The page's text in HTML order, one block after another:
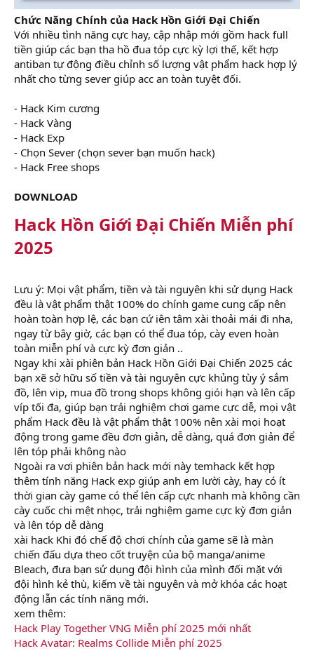
Chức Năng Chính của Hack Hồn Giới Đại Chiến
Với nhiều tình năng cực hay, cập nhập mới gồm hack full
tiền giúp các bạn tha hồ đua tóp cực kỳ lợi thế, kết hợp
antiban tự động điều chỉnh số lượng vật phẩm hack hợp lý
nhất cho từng sever giúp acc an toàn tuyệt đối.
- Hack Kim cương
- Hack Vàng
- Hack Exp
- Chọn Sever (chọn sever bạn muốn hack)
- Hack Free shops
DOWNLOAD
Hack Hồn Giới Đại Chiến Miễn phí
2025
Lưu ý: Mọi vật phẩm, tiền và tài nguyên khi sử dụng Hack
đều là vật phẩm thật 100% do chính game cung cấp nên
hoàn toàn hợp lệ, các bạn cứ iên tâm xài thoải mái đi nha,
ngay từ bây giờ, các bạn có thể đua tóp, cày even hoàn
toàn miễn phí và cực kỳ đơn giản ..
Ngay khi xài phiên bản Hack Hồn Giới Đại Chiến 2025 các
bạn xẽ sở hữu số tiền và tài nguyên cực khủng tùy ý sắm
đồ, lên vip, mua đồ trong shops không giói hạn và lên cấp
víp tối đa, giúp bạn trải nghiệm chơi game cực dễ, mọi vật
phẩm Hack đều là vật phẩm thật 100% nên xài mọi hoạt
động trong game đều đơn giản, dễ dàng, quá đơn giản để
lên tóp phải không nào
Ngoài ra vơi phiên bản hack mới này temhack kết hợp
thêm tính năng Hack exp giúp anh em lười cày, hay có ít
thời gian cày game có thể lên cấp cực nhanh mà không cần
cày cuốc chi mệt nhọc, trải nghiệm game cực kỳ đơn giản
và lên tóp dễ dàng
xài hack Khi đó chế độ chơi chính của game sẽ là màn
chiến đấu dựa theo cốt truyện của bộ manga/anime
Bleach, đưa bạn sử dụng đội hình của mình đối mặt với
đội hình kẻ thù, kiếm về tài nguyên và mở khóa các hoạt
động lẫn các tính năng mới.
xem thêm:
Hack Play Together VNG Miễn phí 2025 mới nhất
Hack Avatar: Realms Collide Miễn phí 2025